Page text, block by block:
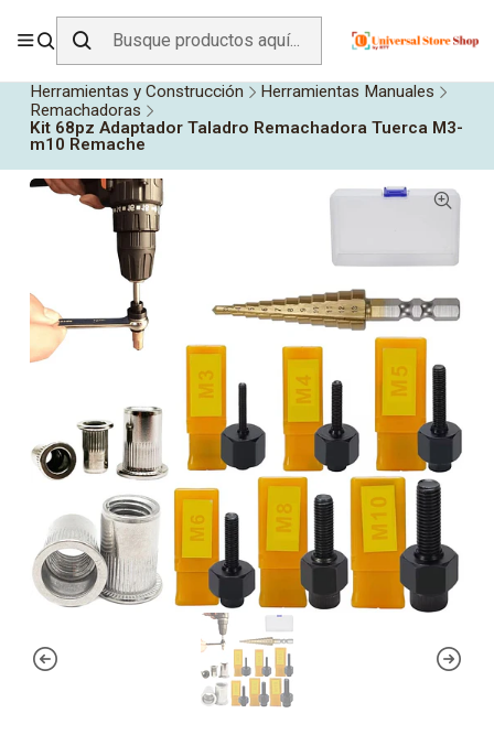
ENVÍO GRATIS SOBRE$19.990EN ZONA CENTRO
Herramientas y Construcción
Herramientas Manuales
Remachadoras
Kit 68pz Adaptador Taladro Remachadora Tuerca M3-
m10 Remache